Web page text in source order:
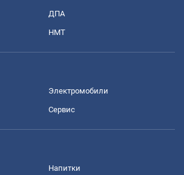
ДПА
НМТ
Электромобили
Сервис
Напитки